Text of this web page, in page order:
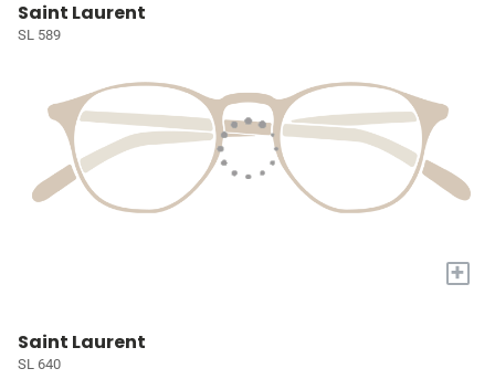
Saint Laurent
SL 589
+
Saint Laurent
SL 640